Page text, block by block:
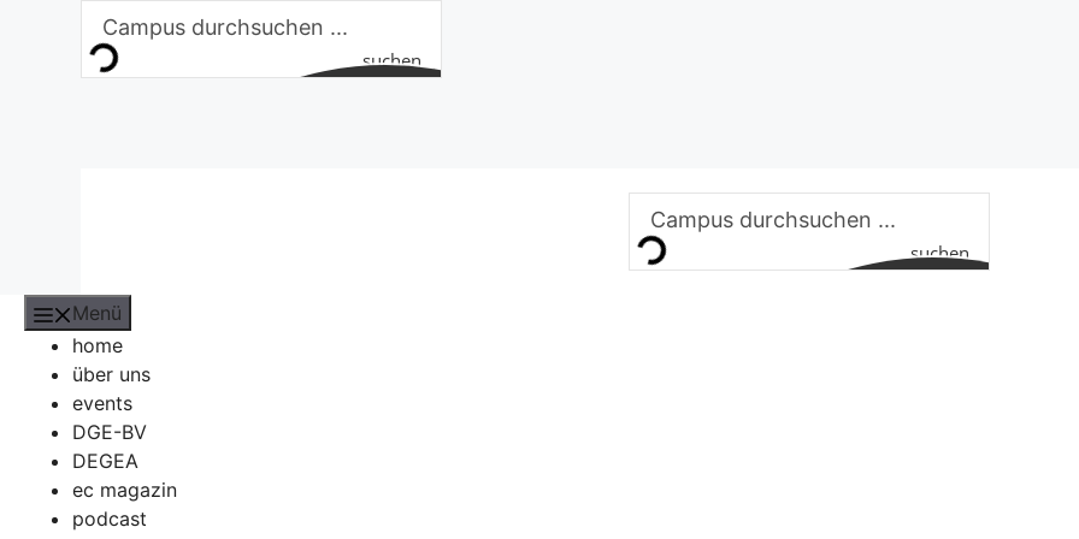
suchen
suchen
Menü
home
über uns
events
DGE-BV
DEGEA
ec magazin
podcast